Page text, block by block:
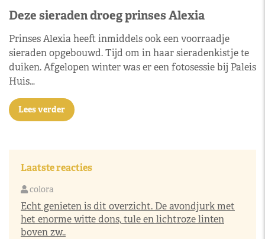
Deze sieraden droeg prinses Alexia
Prinses Alexia heeft inmiddels ook een voorraadje
sieraden opgebouwd. Tijd om in haar sieradenkistje te
duiken. Afgelopen winter was er een fotosessie bij Paleis
Huis…
Lees verder
Laatste reacties
colora
Echt genieten is dit overzicht. De avondjurk met
het enorme witte dons, tule en lichtroze linten
boven zw..